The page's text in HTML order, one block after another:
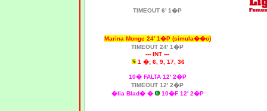
TIMEOUT 6' 1�P
Marina Monge 24' 1�P (simula��o)
TIMEOUT 24' 1�P
--- INT ---
1 �; 6, 9, 17, 36
10� FALTA 12' 2�P
TIMEOUT 12' 2�P
�lia Blad� �
10�F 12' 2�P